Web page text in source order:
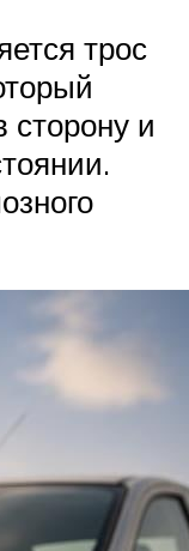
трос
сторону и